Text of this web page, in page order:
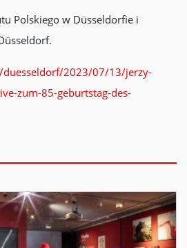
Polskiego w Düsseldorfie i
2023/07/13/jerzy-
zum-85-geburtstag-des-